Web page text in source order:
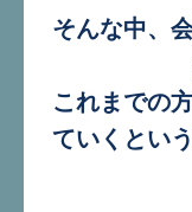
そんな中、
これまでの
ていくとい